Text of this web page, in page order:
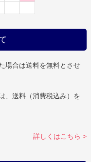
場合は送料を無料とさせ
、送料（消費税込み）を
詳しくはこちら >